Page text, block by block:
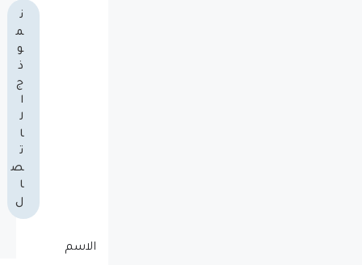
ن
م
و
ذ
ج
ا
ل
ا
ت
ص
ا
ل
الاسم